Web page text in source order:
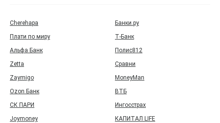
Cherehapa
Банки.ру
Плати по миру
Т‑Банк
Альфа Банк
Полис812
Zetta
Сравни
Zaymigo
MoneyMan
Ozon Банк
ВТБ
СК ПАРИ
Ингосстрах
Joymoney
КАПИТАЛ LIFE